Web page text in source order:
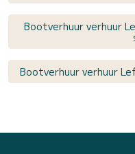
Bootverhuur verhuur
Bootverhuur verhuur